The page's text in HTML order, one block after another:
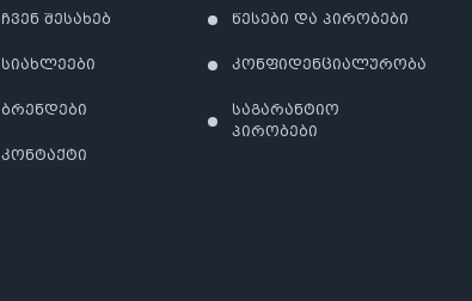
ჩვენ შესახებ
სიახლეები
ბრენდები
კონტაქტი
წესები და პირობები
კონფიდენციალურობა
საგარანტიო
პირობები